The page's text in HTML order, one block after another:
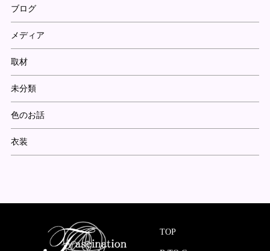
ブログ
メディア
取材
未分類
色のお話
衣装
TOP